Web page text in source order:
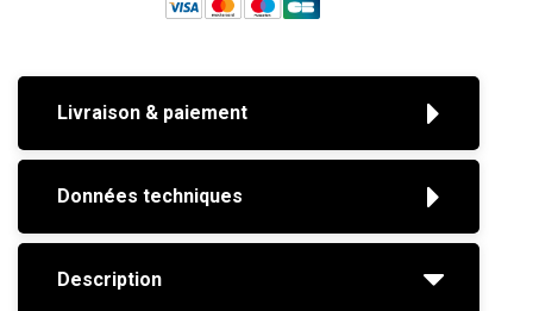
Livraison & paiement
Données techniques
Description